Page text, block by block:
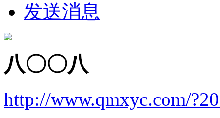
发送消息
八〇〇八
http://www.qmxyc.com/